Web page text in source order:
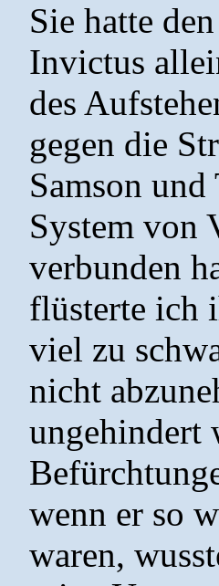
Sie hatte
Invictus
des
gegen die
Samson
System von
verbunden
flüsterte ich
viel zu
nicht
ungehindert
wenn er so
waren,